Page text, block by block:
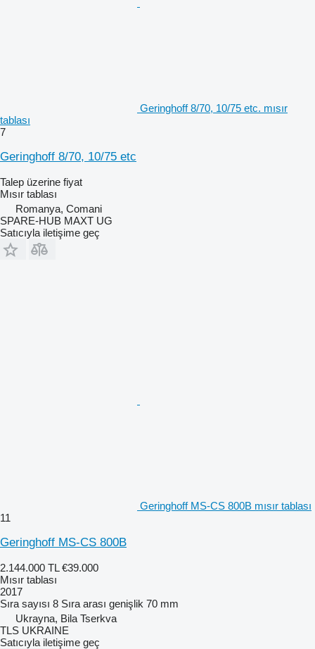
Geringhoff 8/70, 10/75 etc. mısır
tablası
7
Geringhoff 8/70, 10/75 etc
Talep üzerine fiyat
Mısır tablası
Romanya, Comani
SPARE-HUB MAXT UG
Satıcıyla iletişime geç
Geringhoff MS-CS 800B mısır tablası
11
Geringhoff MS-CS 800B
2.144.000 TL €39.000
Mısır tablası
2017
Sıra sayısı 8 Sıra arası genişlik 70 mm
Ukrayna, Bila Tserkva
TLS UKRAINE
Satıcıyla iletişime geç